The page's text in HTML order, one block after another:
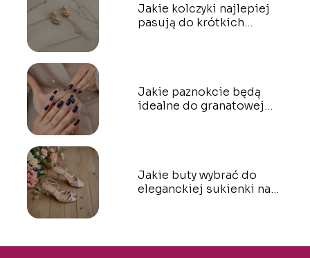
Jakie kolczyki najlepiej
pasują do krótkich
Jakie paznokcie będą
idealne do granatowej
Jakie buty wybrać do
eleganckiej sukienki na